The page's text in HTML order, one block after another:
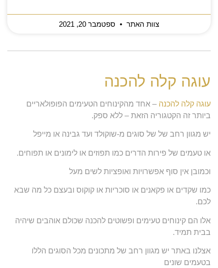
צוות האתר ספטמבר 20, 2021
עוגה קלה להכנה
עוגה קלה להכנה – אחד מהקינוחים הטעימים הפופולאריים
ביותר זה הקטגוריה הזאת – ללא ספק.
יש מגוון רחב של של סוגים מ-שוקולד ועד גבינה או מייפל
או טעמים של פירות הדרים כמו תפוזים או לימונים או תפוחים.
וכמובן אין סוף אפשרויות ואופציות לשים מעל
כמו שקדים או פקאנים או סוכריות או קוקוס ובעצם כל מה שבא
לכם.
אלו הם קינוחים טעימים ופשוטים להכנה שכולם אוהבים שיהיה
בבית תמיד.
אצלנו באתר יש מגוון רחב של מתכונים מכל הסוגים הללו
בטעמים שונים